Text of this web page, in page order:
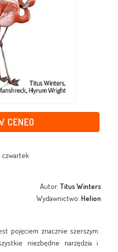
CENEO
czwartek
Autor:Titus Winters
Wydawnictwo: Helion
pojęciem znacznie szerszym
niezbędne narzędzia i